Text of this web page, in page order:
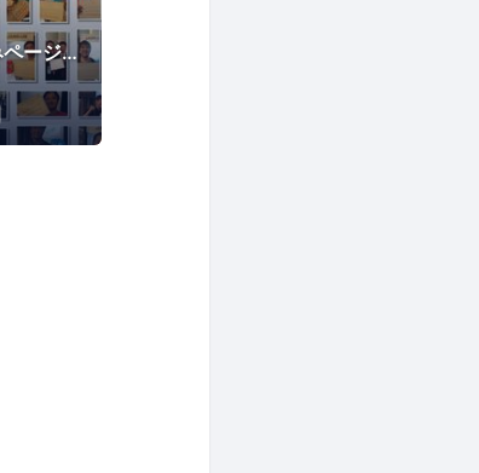
JAWS-UG TOHOKU(申込みページはconnpassに移行しました)